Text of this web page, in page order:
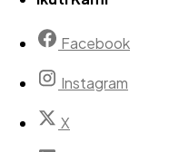
Facebook
Instagram
X